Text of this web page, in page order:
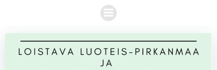
Skip
to